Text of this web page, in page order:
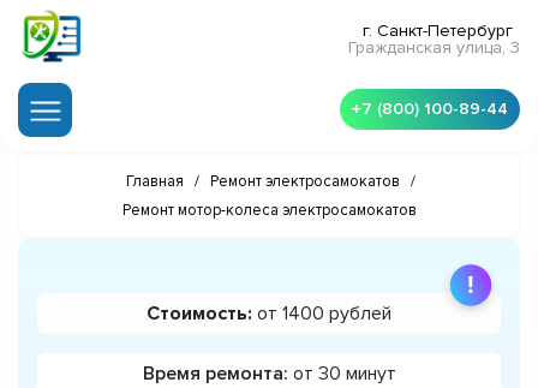
г. Санкт-Петербург
Гражданская улица, 3
+7 (800) 100-89-44
Главная / Ремонт электросамокатов
/
Ремонт мотор-колеса электросамокатов
Стоимость: от 1400 рублей
Время ремонта: от 30 минут